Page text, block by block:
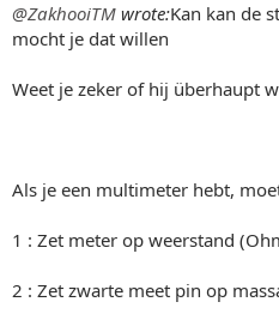
@ZakhooiTM wrote:Kan kan de
mocht je dat willen
Weet je zeker of hij überhaupt
Als je een multimeter hebt,
1 : Zet meter op weerstand
2 : Zet zwarte meet pin op